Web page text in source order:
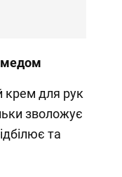
медом
крем для рук
зволожує
та